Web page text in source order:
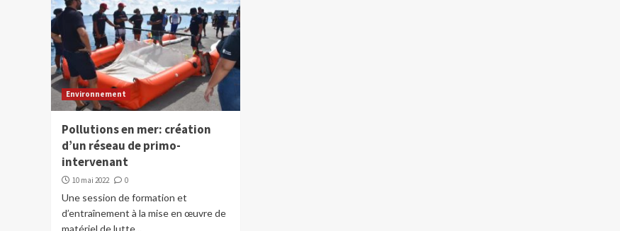
Environnement
Pollutions en mer: création
d’un réseau de primo-
intervenant
10 mai 2022 0
Une session de formation et
d’entraînement à la mise en œuvre de
matériel de lutte...